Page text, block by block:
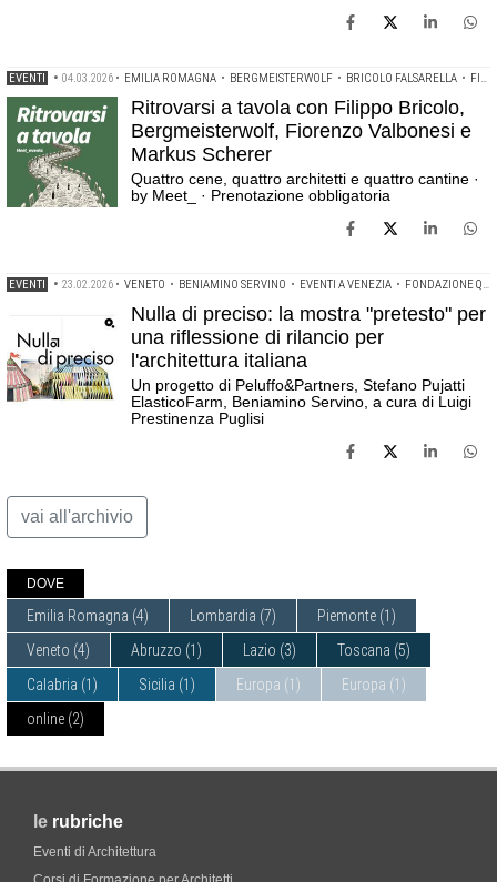
EVENTI • 04.03.2026 • EMILIA ROMAGNA • BERGMEISTERWOLF • BRICOLO FALSARELLA • FIORENZO VALBONESI
Ritrovarsi a tavola con Filippo Bricolo,
Bergmeisterwolf, Fiorenzo Valbonesi e
Markus Scherer
Quattro cene, quattro architetti e quattro cantine ·
by Meet_ · Prenotazione obbligatoria
EVENTI • 23.02.2026 • VENETO • BENIAMINO SERVINO • EVENTI A VENEZIA • FONDAZIONE QUERINI STAMPALIA
Nulla di preciso: la mostra "pretesto" per
una riflessione di rilancio per
l'architettura italiana
Un progetto di Peluffo&Partners, Stefano Pujatti
ElasticoFarm, Beniamino Servino, a cura di Luigi
Prestinenza Puglisi
vai all'archivio
DOVE
Emilia Romagna (4) Lombardia (7) Piemonte (1)
Veneto (4) Abruzzo (1) Lazio (3) Toscana (5)
Calabria (1) Sicilia (1) Europa (1) Europa (1)
online (2)
le rubriche
Eventi di Architettura